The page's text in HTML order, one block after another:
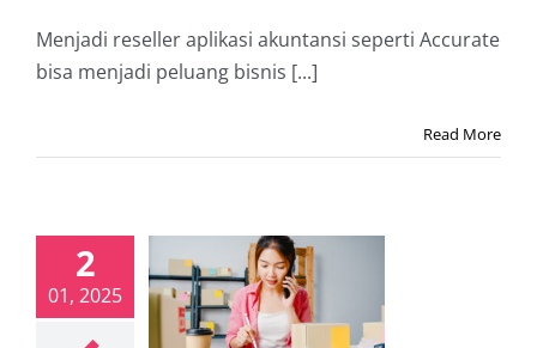
Menjadi reseller aplikasi akuntansi seperti Accurate
bisa menjadi peluang bisnis [...]
Read More
2
01, 2025
Bisnis
Software
Wajib